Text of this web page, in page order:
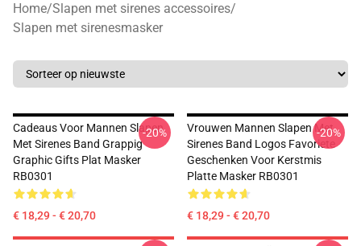
Home/Slapen met sirenes accessoires/
Slapen met sirenesmasker
Cadeaus Voor Mannen Slapen
Met Sirenes Band Grappig
Graphic Gifts Plat Masker
RB0301
€ 18,29 - € 20,70
-20%
Vrouwen Mannen Slapen Met
Sirenes Band Logos Favoriete
Geschenken Voor Kerstmis
Platte Masker RB0301
€ 18,29 - € 20,70
-20%